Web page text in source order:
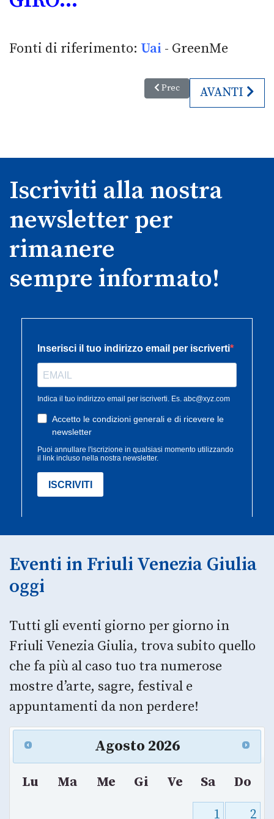
Fonti di riferimento: Uai - GreenMe
Articolo precedente: Arriva la
Prec ARTICOLO
AVANTI
Iscriviti alla nostra
newsletter per
rimanere
sempre informato!
Eventi in Friuli Venezia Giulia
oggi
Tutti gli eventi giorno per giorno in
Friuli Venezia Giulia, trova subito quello
che fa più al caso tuo tra numerose
mostre d’arte, sagre, festival e
appuntamenti da non perdere!
Agosto 2026
Lu Ma Me Gi Ve Sa
Do
1
2